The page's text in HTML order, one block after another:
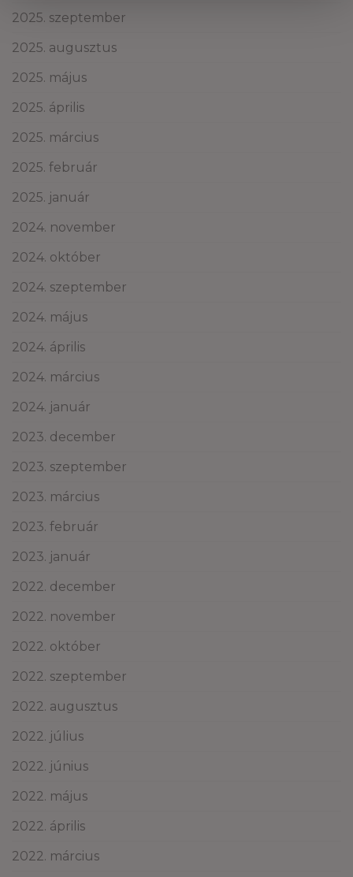
2025. szeptember
2025. augusztus
2025. május
2025. április
2025. március
2025. február
2025. január
2024. november
2024. október
2024. szeptember
2024. május
2024. április
2024. március
2024. január
2023. december
2023. szeptember
2023. március
2023. február
2023. január
2022. december
2022. november
2022. október
2022. szeptember
2022. augusztus
2022. július
2022. június
2022. május
2022. április
2022. március